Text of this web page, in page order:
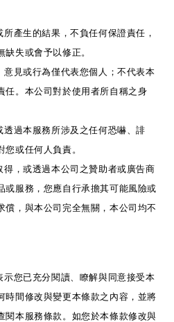
產生的結果，不負任何保證責任，
失或會予以修正。
見或行為僅代表您個人；不代表本
任。本公司對於使用者所自稱之身
過本服務所涉及之任何恐嚇、誹
或任何人負責。
，或透過本公司之贊助者或廣告商
或服務，您應自行承擔其可能風險或
償，與本公司完全無關，本公司均不
您已充分閱讀、瞭解與同意接受本
時間修改與變更本條款之內容，並將
閱本服務條款。如您於本條款修改與